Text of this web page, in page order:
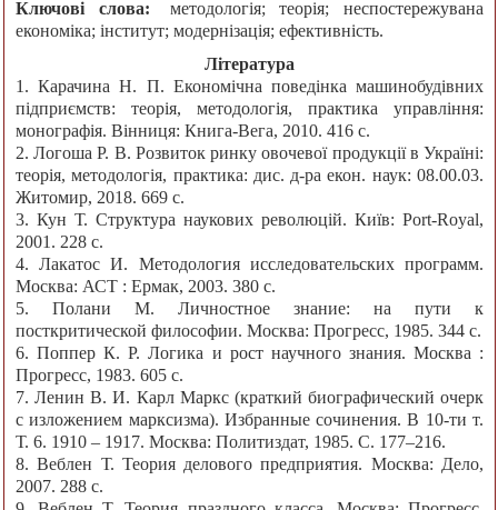
Ключові слова:
методологія; теорія; неспостережувана
економіка; інститут; модернізація; ефективність.
Література
1. Карачина Н. П. Економічна поведінка машинобудівних
підприємств: теорія, методологія, практика управління:
монографія. Вінниця: Книга-Вега, 2010. 416 с.
2. Логоша Р. В. Розвиток ринку овочевої продукції в Україні:
теорія, методологія, практика: дис. д-ра екон. наук: 08.00.03.
Житомир, 2018. 669 с.
3. Кун Т. Структура наукових революцій. Київ: Port-Royal,
2001. 228 с.
4. Лакатос И. Методология исследовательских программ.
Москва: АСТ : Ермак, 2003. 380 с.
5. Полани М. Личностное знание: на пути к
посткритической философии. Москва: Прогресс, 1985. 344 с.
6. Поппер К. Р. Логика и рост научного знания. Москва :
Прогресс, 1983. 605 с.
7. Ленин В. И. Карл Маркс (краткий биографический очерк
с изложением марксизма). Избранные сочинения. В 10-ти т.
Т. 6. 1910 – 1917. Москва: Политиздат, 1985. С. 177–216.
8. Веблен Т. Теория делового предприятия. Москва: Дело,
2007. 288 с.